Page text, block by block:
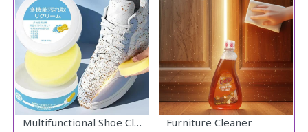
Multifunctional Shoe Cleaning Cream Furniture Cleaner